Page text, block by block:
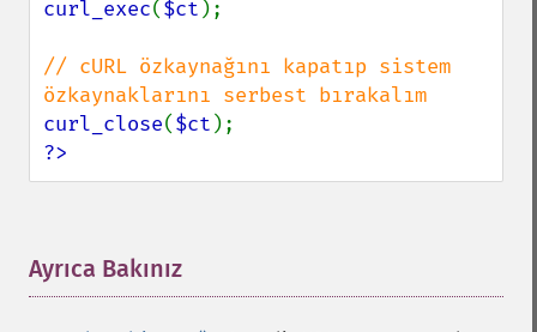
curl_exec($ct );
// cURL özkaynağını kapatıp sistem
curl_close($ct
?>
Ayrıca Bakınız